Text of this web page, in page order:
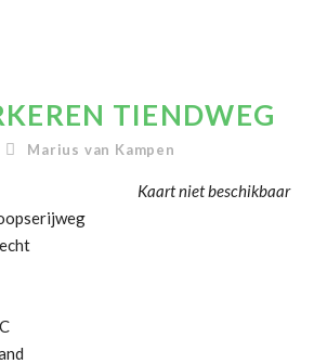
TIENDWEG
Marius van Kampen
Kaart niet beschikbaar